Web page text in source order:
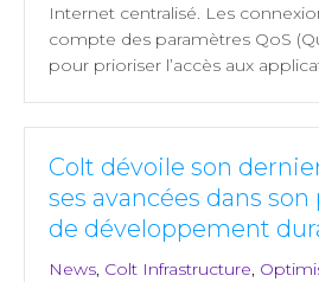
Internet centralisé. Les
compte des paramètres QoS
pour prioriser l’accès aux
Colt dévoile son
ses avancées dans
de développement
News, Colt Infrastructure,